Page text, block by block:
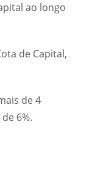
ao longo
de Capital,
de 4
6%.